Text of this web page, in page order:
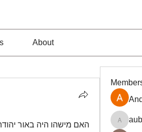
About
האם מישהו היה באור